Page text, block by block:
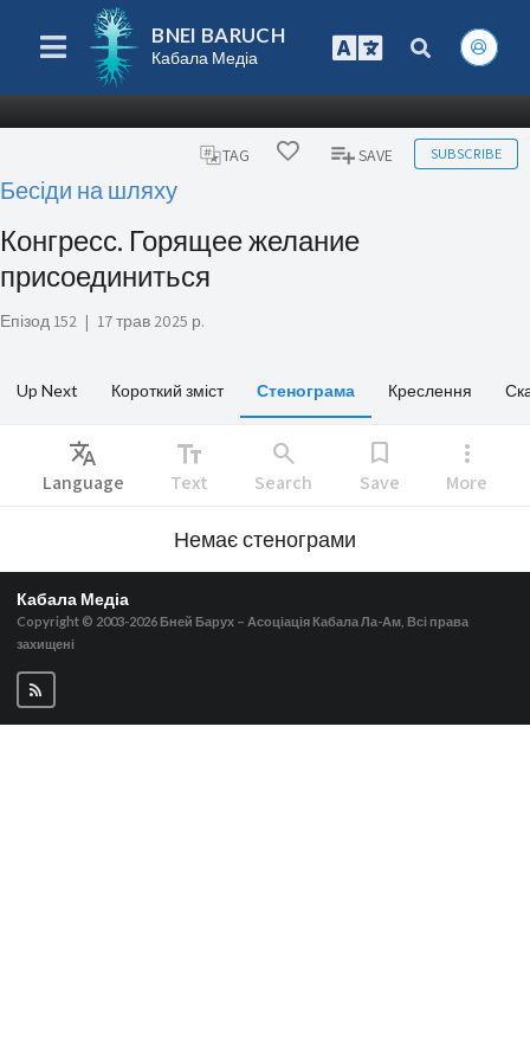
BNEI BARUCH
Кабала Медіа
TAG SAVE SUBSCRIBE
Бесіди на шляху
Конгресс. Горящее желание
присоединиться
Епізод 152 | 17 трав 2025 р.
Up Next Короткий зміст Стенограма Креслення
Translate
Language
text_fields
Text
search
Search
bookmark
Save
more_vert
More
Немає стенограми
Кабала Медіа
Copyright © 2003-2026 Бней Барух – Асоціація Кабала Ла-Ам, Всі права
захищені